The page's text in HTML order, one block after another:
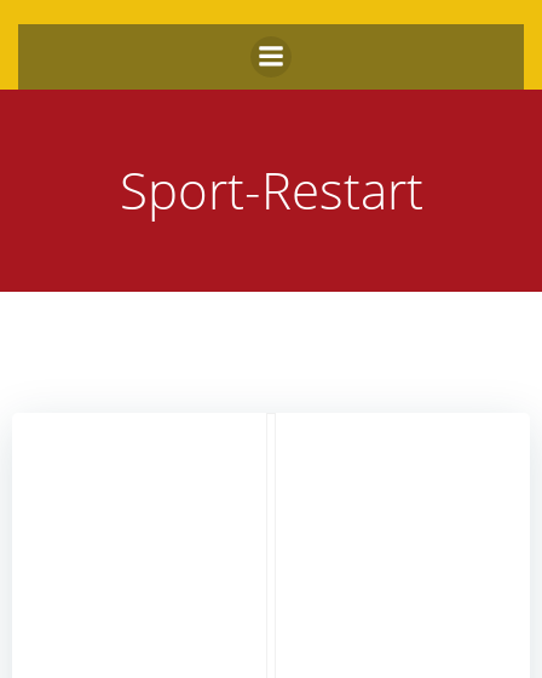
Inhalt
springen
Sport-Restart